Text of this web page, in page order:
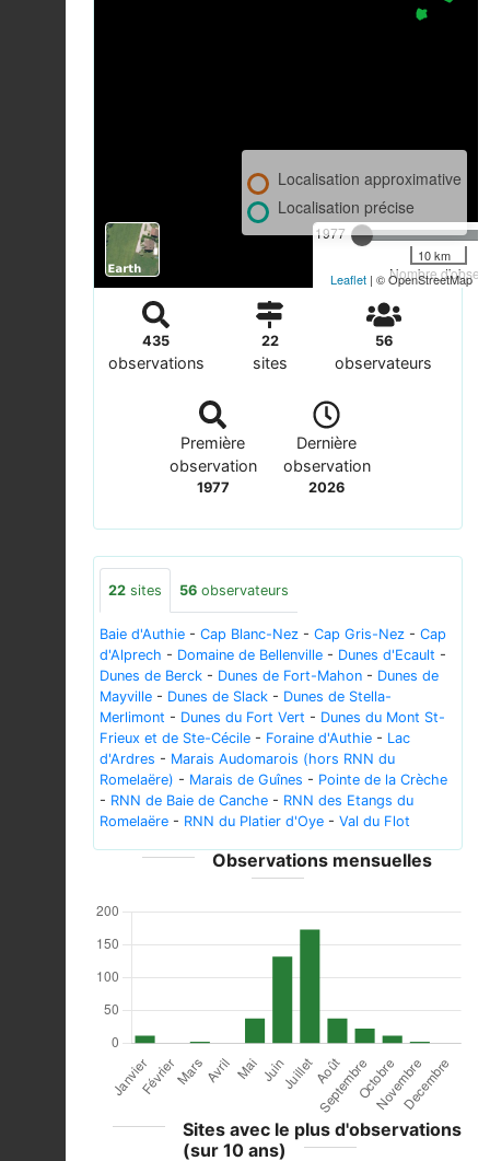
1977
Nombre
Localisation approximative
Localisation précise
10 km
Leaflet | © OpenStreetMap
435
observations
22
sites
56
observateurs
Première
observation
1977
Dernière
observation
2026
22 sites 56 observateurs
Baie d'Authie - Cap Blanc-Nez - Cap Gris-Nez - Cap
d'Alprech - Domaine de Bellenville - Dunes d'Ecault -
Dunes de Berck - Dunes de Fort-Mahon - Dunes de
Mayville - Dunes de Slack - Dunes de Stella-
Merlimont - Dunes du Fort Vert - Dunes du Mont St-
Frieux et de Ste-Cécile - Foraine d'Authie - Lac
d'Ardres - Marais Audomarois (hors RNN du
Romelaëre) - Marais de Guînes - Pointe de la Crèche
- RNN de Baie de Canche - RNN des Etangs du
Romelaëre - RNN du Platier d'Oye - Val du Flot
Observations mensuelles
Sites avec le plus d'observations
(sur 10 ans)